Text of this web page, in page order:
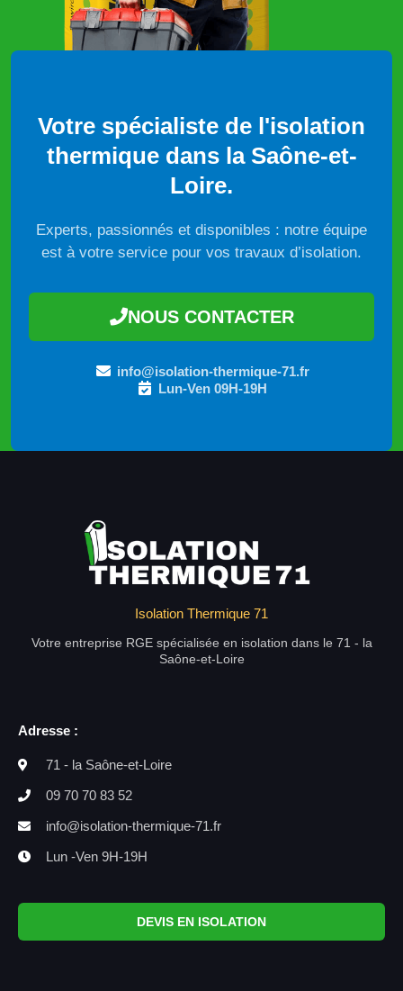
Votre spécialiste de l'isolation
thermique dans la Saône-et-
Loire.
Experts, passionnés et disponibles : notre équipe
est à votre service pour vos travaux d’isolation.
NOUS CONTACTER
info@isolation-thermique-71.fr
Lun-Ven 09H-19H
Isolation Thermique 71
Votre entreprise RGE spécialisée en isolation dans le 71 - la
Saône-et-Loire
Adresse :
71 - la Saône-et-Loire
09 70 70 83 52
info@isolation-thermique-71.fr
Lun -Ven 9H-19H
DEVIS EN ISOLATION